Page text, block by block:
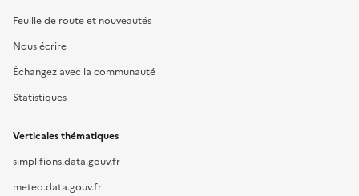
Feuille de route et nouveautés
Nous écrire
Échangez avec la communauté
Statistiques
Verticales thématiques
simplifions.data.gouv.fr
meteo.data.gouv.fr